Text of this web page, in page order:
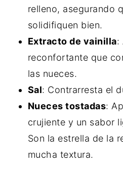
relleno, asegurando
solidifiquen bien.
Extracto de vainilla:
reconfortante que
las nueces.
Sal: Contrarresta el
Nueces tostadas:
crujiente y un sabor
Son la estrella de la
mucha textura.